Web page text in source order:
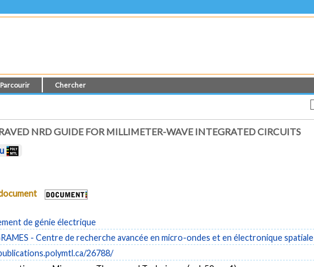
Parcourir Chercher
NRD GUIDE FOR MILLIMETER-WAVE INTEGRATED CIRCUITS
de génie électrique
- Centre de recherche avancée en micro-ondes et en électronique spatiale
26788/